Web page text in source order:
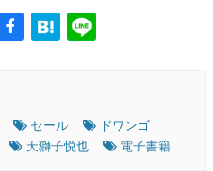
セール
ドワンゴ
天獅子悦也 電子書籍